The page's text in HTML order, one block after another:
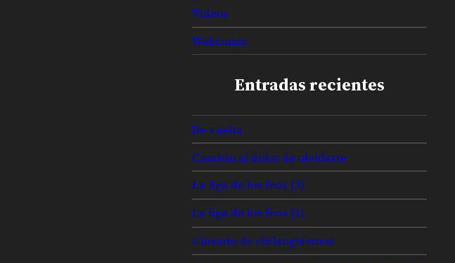
Videos
Webcomic
Entradas recientes
De vuelta
Canción al dolor de olvidarte
La liga de los feos (2)
La liga de los feos (1)
Glosario de chilanguismos